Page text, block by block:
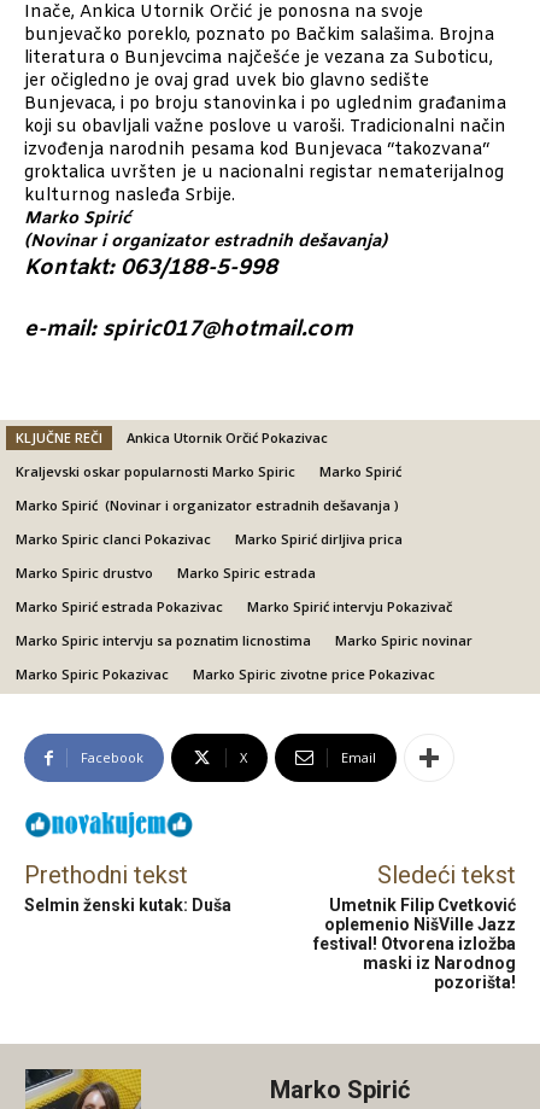
Inače, Ankica Utornik Orčić je ponosna na svoje
bunjevačko poreklo, poznato po Bačkim salašima. Brojna
literatura o Bunjevcima najčešće je vezana za Suboticu,
jer očigledno je ovaj grad uvek bio glavno sedište
Bunjevaca, i po broju stanovinka i po uglednim građanima
koji su obavljali važne poslove u varoši. Tradicionalni način
izvođenja narodnih pesama kod Bunjevaca “takozvana“
groktalica uvršten je u nacionalni registar nematerijalnog
kulturnog nasleđa Srbije.
Marko Spirić
(Novinar i organizator estradnih dešavanja)
Kontakt: 063/188-5-998
e-mail: spiric017@hotmail.com
KLJUČNE REČI
Ankica Utornik Orčić Pokazivac
Kraljevski oskar popularnosti Marko Spiric
Marko Spirić
Marko Spirić (Novinar i organizator estradnih dešavanja )
Marko Spiric clanci Pokazivac
Marko Spirić dirljiva prica
Marko Spiric drustvo
Marko Spiric estrada
Marko Spirić estrada Pokazivac
Marko Spirić intervju Pokazivač
Marko Spiric intervju sa poznatim licnostima
Marko Spiric novinar
Marko Spiric Pokazivac
Marko Spiric zivotne price Pokazivac
Facebook X Email
Prethodni tekst
Selmin ženski kutak: Duša
Sledeći tekst
Umetnik Filip Cvetković
oplemenio NišVille Jazz
festival! Otvorena izložba
maski iz Narodnog
pozorišta!
Marko Spirić